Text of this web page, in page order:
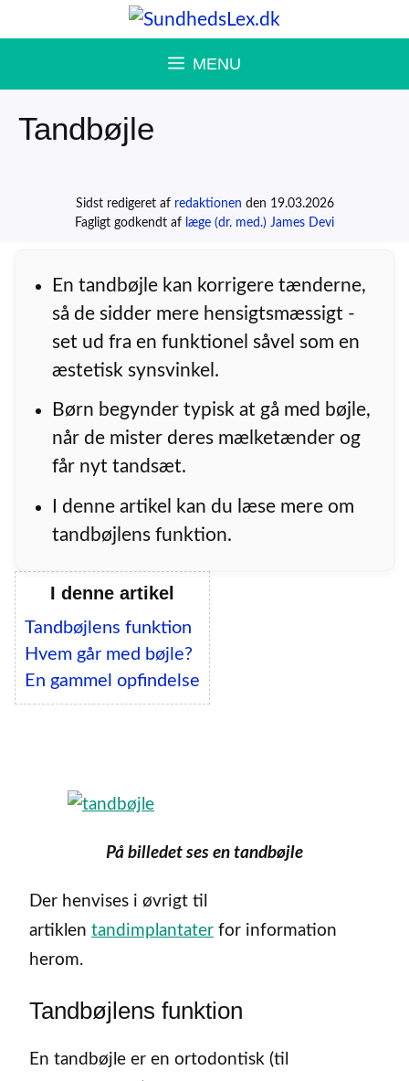
til
MENU
Tandbøjle
Sidst redigeret af redaktionen den 19.03.2026
Fagligt godkendt af læge (dr. med.) James Devi
En tandbøjle kan korrigere tænderne,
så de sidder mere hensigtsmæssigt -
set ud fra en funktionel såvel som en
æstetisk synsvinkel.
Børn begynder typisk at gå med bøjle,
når de mister deres mælketænder og
får nyt tandsæt.
I denne artikel kan du læse mere om
tandbøjlens funktion.
I denne artikel
Tandbøjlens funktion
Hvem går med bøjle?
En gammel opfindelse
På billedet ses en tandbøjle
Der henvises i øvrigt til
artiklen tandimplantater for information
herom.
Tandbøjlens funktion
En tandbøjle er en ortodontisk (til